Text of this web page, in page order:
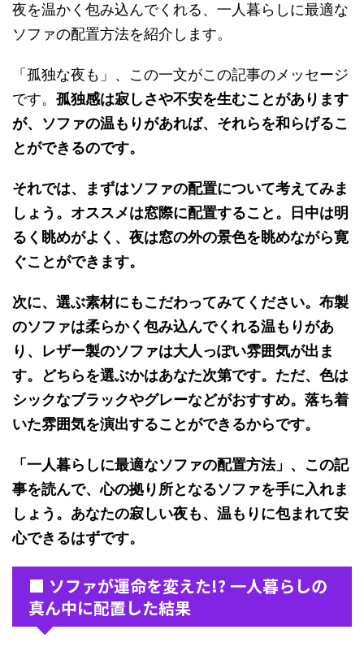
夜を温かく包み込んでくれる、一人暮らしに最適な
ソファの配置方法を紹介します。
「孤独な夜も」、この一文がこの記事のメッセージ
です。 孤独感は寂しさや不安を生むことがあります
が、ソファの温もりがあれば、それらを和らげるこ
とができるのです。
それでは、まずはソファの配置について考えてみま
しょう。オススメは窓際に配置すること。日中は明
るく眺めがよく、夜は窓の外の景色を眺めながら寛
ぐことができます。
次に、選ぶ素材にもこだわってみてください。布製
のソファは柔らかく包み込んでくれる温もりがあ
り、レザー製のソファは大人っぽい雰囲気が出ま
す。どちらを選ぶかはあなた次第です。ただ、色は
シックなブラックやグレーなどがおすすめ。落ち着
いた雰囲気を演出することができるからです。
「一人暮らしに最適なソファの配置方法」、この記
事を読んで、心の拠り所となるソファを手に入れま
しょう。あなたの寂しい夜も、温もりに包まれて安
心できるはずです。
■ ソファが運命を変えた!? 一人暮らしの
真ん中に配置した結果